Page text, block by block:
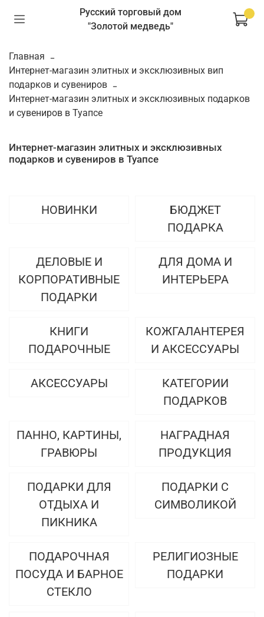
Русский торговый дом
"Золотой медведь"
Главная
Интернет-магазин элитных и эксклюзивных вип
подарков и сувениров
Интернет-магазин элитных и эксклюзивных подарков
и сувениров в Туапсе
Интернет-магазин элитных и эксклюзивных
подарков и сувениров в Туапсе
НОВИНКИ
БЮДЖЕТ
ПОДАРКА
ДЕЛОВЫЕ И
КОРПОРАТИВНЫЕ
ПОДАРКИ
ДЛЯ ДОМА И
ИНТЕРЬЕРА
КНИГИ
ПОДАРОЧНЫЕ
КОЖГАЛАНТЕРЕЯ
И АКСЕССУАРЫ
АКСЕССУАРЫ
КАТЕГОРИИ
ПОДАРКОВ
ПАННО, КАРТИНЫ,
ГРАВЮРЫ
НАГРАДНАЯ
ПРОДУКЦИЯ
ПОДАРКИ ДЛЯ
ОТДЫХА И
ПИКНИКА
ПОДАРКИ С
СИМВОЛИКОЙ
ПОДАРОЧНАЯ
ПОСУДА И БАРНОЕ
СТЕКЛО
РЕЛИГИОЗНЫЕ
ПОДАРКИ